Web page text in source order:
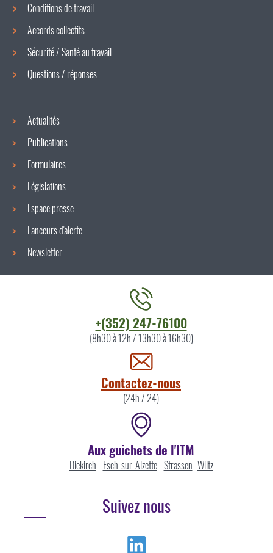
Menu
de
navigation
Conditions de travail
Accords collectifs
Sécurité / Santé au travail
Questions / réponses
Actualités
Publications
Formulaires
Législations
Espace presse
Lanceurs d'alerte
Newsletter
+(352) 247-76100
(8h30 à 12h / 13h30 à 16h30)
Contactez-nous
(24h / 24)
Aux guichets de l'ITM
Diekirch- Esch-sur-Alzette-Strassen-Wiltz
Suivez nous